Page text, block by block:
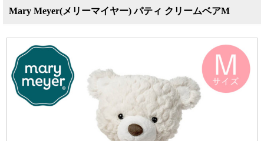
Mary Meyer(メリーマイヤー) パティ クリームベアM